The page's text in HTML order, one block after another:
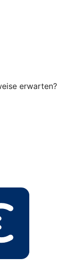
erwarten?